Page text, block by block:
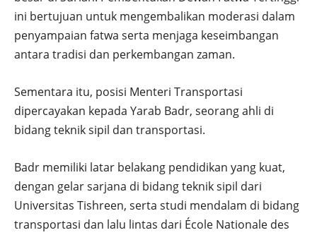
ini bertujuan untuk mengembalikan moderasi dalam
penyampaian fatwa serta menjaga keseimbangan
antara tradisi dan perkembangan zaman.
Sementara itu, posisi Menteri Transportasi
dipercayakan kepada Yarab Badr, seorang ahli di
bidang teknik sipil dan transportasi.
Badr memiliki latar belakang pendidikan yang kuat,
dengan gelar sarjana di bidang teknik sipil dari
Universitas Tishreen, serta studi mendalam di bidang
transportasi dan lalu lintas dari École Nationale des